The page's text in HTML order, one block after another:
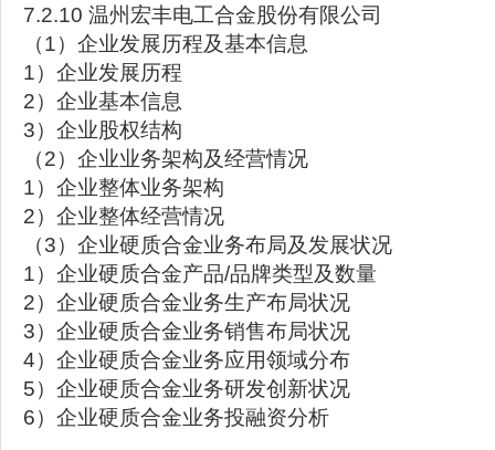
7.2.10 温州宏丰电工合金股份有限公司
（1）企业发展历程及基本信息
1）企业发展历程
2）企业基本信息
3）企业股权结构
（2）企业业务架构及经营情况
1）企业整体业务架构
2）企业整体经营情况
（3）企业硬质合金业务布局及发展状况
1）企业硬质合金产品/品牌类型及数量
2）企业硬质合金业务生产布局状况
3）企业硬质合金业务销售布局状况
4）企业硬质合金业务应用领域分布
5）企业硬质合金业务研发创新状况
6）企业硬质合金业务投融资分析